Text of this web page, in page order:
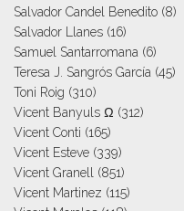
Salvador Candel Benedito (8)
Salvador Llanes (16)
Samuel Santarromana (6)
Teresa J. Sangrós García (45)
Toni Roig (310)
Vicent Banyuls Ω (312)
Vicent Conti (165)
Vicent Esteve (339)
Vicent Granell
(851)
Vicent Martinez (115)